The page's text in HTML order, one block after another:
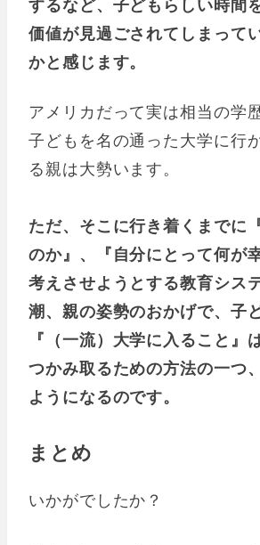
するなど、子どもらしい時間
価値が見過ごされてしまって
かと感じます。
アメリカだって実は相当の学
子どもを名の通った大学に行
る親は大勢います。
ただ、そこに行き着くまでに
のか』、『自分にとって何が
考えさせようとする教育シス
潮、親の姿勢のおかげで、子
『（一流）大学に入ること』
つかみ取るための方法の一つ
ようになるのです。
まとめ
いかがでしたか？